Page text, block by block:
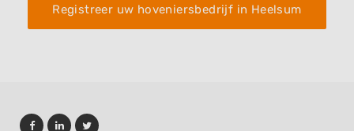
Registreer uw hoveniersbedrijf in Heelsum